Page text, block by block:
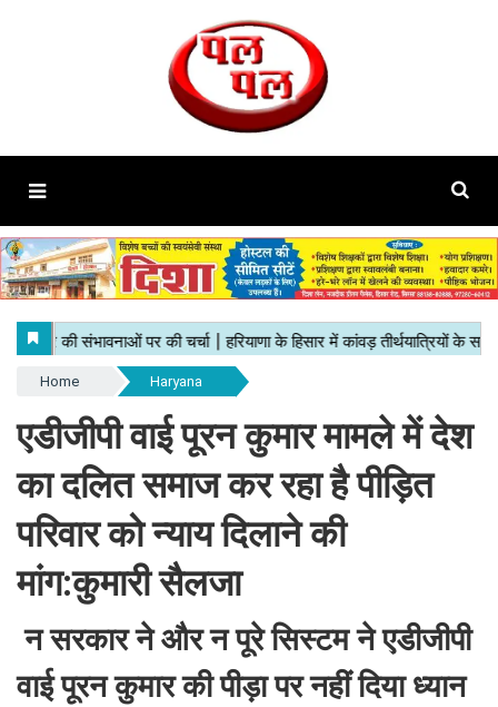
Home Haryana
एडीजीपी वाई पूरन कुमार मामले में देश
का दलित समाज कर रहा है पीड़ित
परिवार को न्याय दिलाने की
मांग:कुमारी सैलजा
न सरकार ने और न पूरे सिस्टम ने एडीजीपी
वाई पूरन कुमार की पीड़ा पर नहीं दिया ध्यान